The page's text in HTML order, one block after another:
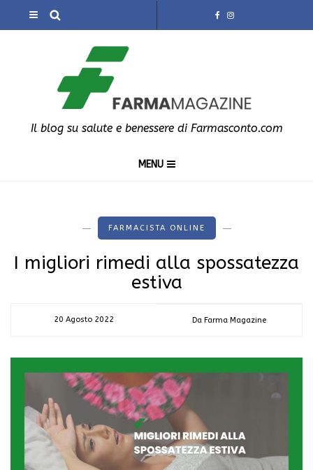
Il blog su salute e benessere di Farmasconto.com
MENU
FARMACISTA ONLINE
I migliori rimedi alla spossatezza
estiva
20 Agosto 2022 Da Farma Magazine